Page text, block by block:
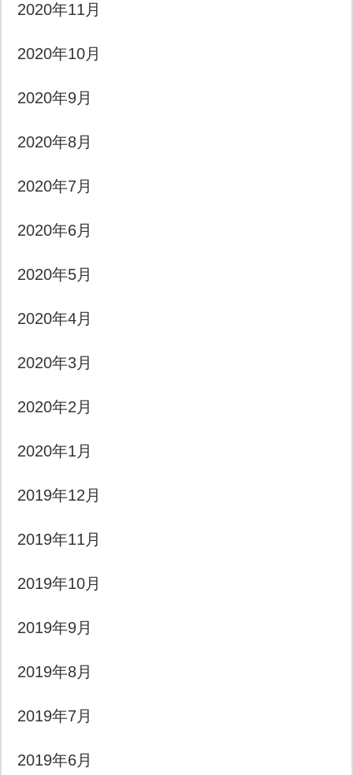
2020年11月
2020年10月
2020年9月
2020年8月
2020年7月
2020年6月
2020年5月
2020年4月
2020年3月
2020年2月
2020年1月
2019年12月
2019年11月
2019年10月
2019年9月
2019年8月
2019年7月
2019年6月